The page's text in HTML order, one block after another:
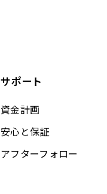
サポート
資金計画
安心と保証
アフターフォロー